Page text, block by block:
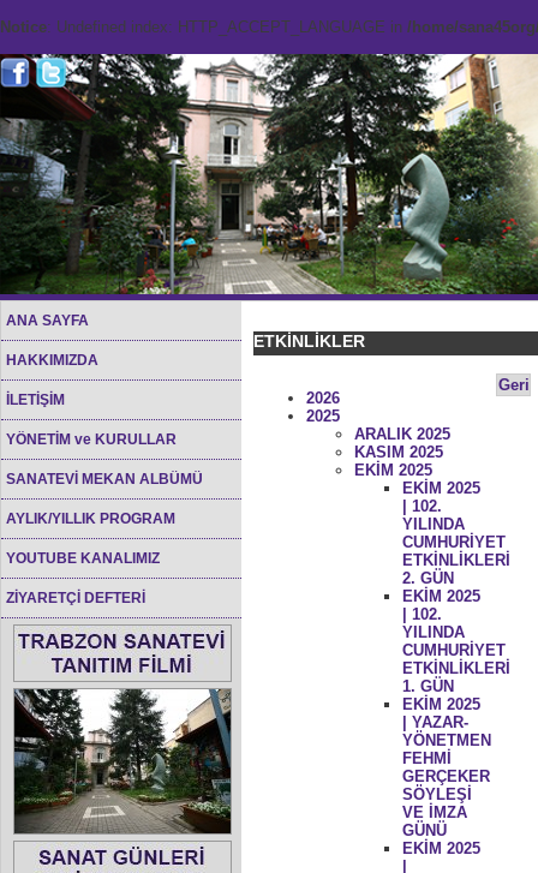
Notice: Undefined index: HTTP_ACCEPT_LANGUAGE in /home/
ANA SAYFA
HAKKIMIZDA
İLETİŞİM
YÖNETİM ve KURULLAR
SANATEVİ MEKAN ALBÜMÜ
AYLIK/YILLIK PROGRAM
YOUTUBE KANALIMIZ
ZİYARETÇİ DEFTERİ
ETKİNLİKLER
Geri
2026
2025
ARALIK 2025
KASIM 2025
EKİM 2025
EKİM 2025
| 102.
YILINDA
CUMHURİYET
ETKİNLİKLERİ
2. GÜN
EKİM 2025
| 102.
YILINDA
CUMHURİYET
ETKİNLİKLERİ
1. GÜN
EKİM 2025
| YAZAR-
YÖNETMEN
FEHMİ
GERÇEKER
SÖYLEŞİ
VE İMZA
GÜNÜ
EKİM 2025